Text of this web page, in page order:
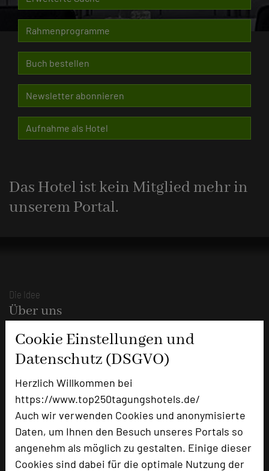
Cookie Einstellungen und
Datenschutz (DSGVO)
Herzlich Willkommen bei
https://www.top250tagungshotels.de/
Auch wir verwenden Cookies und anonymisierte
Daten, um Ihnen den Besuch unseres Portals so
angenehm als möglich zu gestalten. Einige dieser
Cookies sind dabei für die optimale Nutzung der
Rahmenprogramme
Buch bestellen
Newsletter abonnieren
Aufnahme als Hotel
Das Hotel ist kein Mitglied mehr in
unserem Portal.
Die Idee
Über uns
Mission
Kategorie
Team
Herausgeber & Autoren
Partner
Alle Informationen
Für Tagungsentscheider